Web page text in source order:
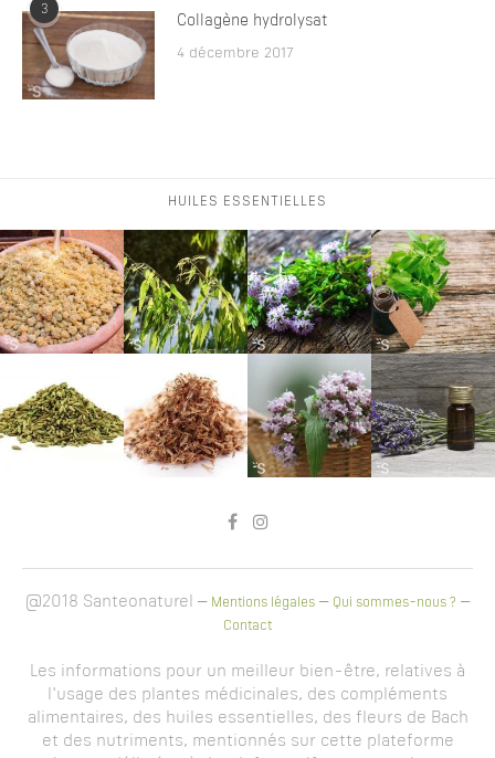
3
Collagène hydrolysat
4 décembre 2017
HUILES ESSENTIELLES
@2018 Santeonaturel – Mentions légales – Qui sommes-nous ? –
Contact
Les informations pour un meilleur bien-être, relatives à
l'usage des plantes médicinales, des compléments
alimentaires, des huiles essentielles, des fleurs de Bach
et des nutriments, mentionnés sur cette plateforme